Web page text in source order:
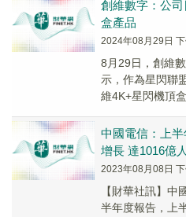
創維數字：公
盒產品
2024年08月29日
8月29日，創維
示，作為星閃聯
維4K+星閃機頂
中國電信：上
增長 達1016億
2023年08月08日
【財華社訊】
半年度報告，上